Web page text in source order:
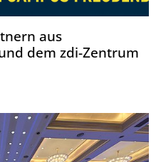
aus
dem zdi-Zentrum